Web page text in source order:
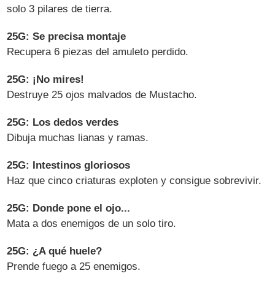
solo 3 pilares de tierra.
25G: Se precisa montaje
Recupera 6 piezas del amuleto perdido.
25G: ¡No mires!
Destruye 25 ojos malvados de Mustacho.
25G: Los dedos verdes
Dibuja muchas lianas y ramas.
25G: Intestinos gloriosos
Haz que cinco criaturas exploten y consigue sobrevivir.
25G: Donde pone el ojo...
Mata a dos enemigos de un solo tiro.
25G: ¿A qué huele?
Prende fuego a 25 enemigos.